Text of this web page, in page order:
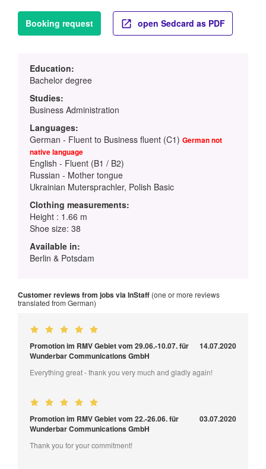
Booking request open Sedcard as PDF
Education:
Bachelor degree
Studies:
Business Administration
Languages:
German - Fluent to Business fluent (C1) German not
native language
English - Fluent (B1 / B2)
Russian - Mother tongue
Ukrainian Mutersprachler, Polish Basic
Clothing measurements:
Height : 1.66 m
Shoe size: 38
Available in:
Berlin & Potsdam
Customer reviews from jobs via InStaff (one or more reviews
translated from German)
Promotion im RMV Gebiet vom 29.06.-10.07. für
Wunderbar Communications GmbH
14.07.2020
Everything great - thank you very much and gladly again!
Promotion im RMV Gebiet vom 22.-26.06. für
Wunderbar Communications GmbH
03.07.2020
Thank you for your commitment!